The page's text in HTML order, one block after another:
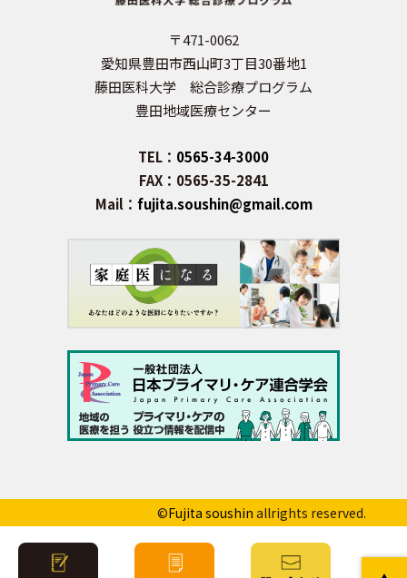
〒471-0062
愛知県豊田市西山町3丁目30番地1
藤田医科大学 総合診療プログラム
豊田地域医療センター
TEL： 0565-34-3000
FAX：0565-35-2841
Mail： fujita.soushin@gmail.com
©Fujita soushin allrights reserved.